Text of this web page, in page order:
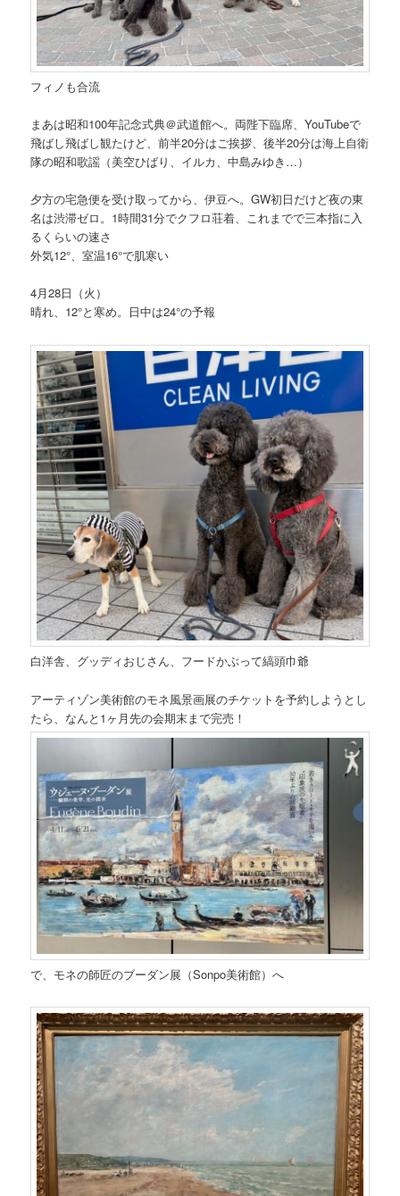
フィノも合流
まあは昭和100年記念式典＠武道館へ。両陛下臨席、YouTubeで
飛ばし飛ばし観たけど、前半20分はご挨拶、後半20分は海上自衛
隊の昭和歌謡（美空ひばり、イルカ、中島みゆき…）
夕方の宅急便を受け取ってから、伊豆へ。GW初日だけど夜の東
名は渋滞ゼロ。1時間31分でクフロ荘着、これまでで三本指に入
るくらいの速さ
外気12°、室温16°で肌寒い
4月28日（火）
晴れ、12°と寒め。日中は24°の予報
白洋舎、グッディおじさん、フードかぶって縞頭巾爺
アーティゾン美術館のモネ風景画展のチケットを予約しようとし
たら、なんと1ヶ月先の会期末まで完売！
で、モネの師匠のブーダン展（Sonpo美術館）へ